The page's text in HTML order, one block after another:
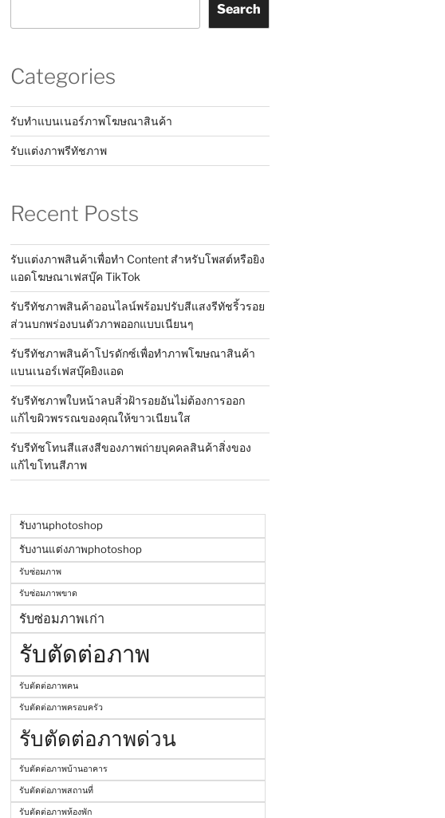
Search
Categories
รับทำแบนเนอร์ภาพโฆษณาสินค้า
รับแต่งภาพรีทัชภาพ
Recent Posts
รับแต่งภาพสินค้าเพื่อทำ Content สำหรับโพสต์หรือยิง
แอดโฆษณาเฟสบุ๊ค TikTok
รับรีทัชภาพสินค้าออนไลน์พร้อมปรับสีแสงรีทัชริ้วรอย
ส่วนบกพร่องบนตัวภาพออกแบบเนียนๆ
รับรีทัชภาพสินค้าโปรดักซ์เพื่อทำภาพโฆษณาสินค้า
แบนเนอร์เฟสบุ๊คยิงแอด
รับรีทัชภาพใบหน้าลบสิ่วฝ้ารอยอันไม่ต้องการออก
แก้ไขผิวพรรณของคุณให้ขาวเนียนใส
รับรีทัชโทนสีแสงสีของภาพถ่ายบุคคลสินค้าสิ่งของ
แก้ไขโทนสีภาพ
รับงานphotoshop
รับงานแต่งภาพphotoshop
รับซ่อมภาพ
รับซ่อมภาพขาด
รับซ่อมภาพเก่า
รับตัดต่อภาพ
รับตัดต่อภาพคน
รับตัดต่อภาพครอบครัว
รับตัดต่อภาพด่วน
รับตัดต่อภาพบ้านอาคาร
รับตัดต่อภาพสถานที่
รับตัดต่อภาพห้องพัก